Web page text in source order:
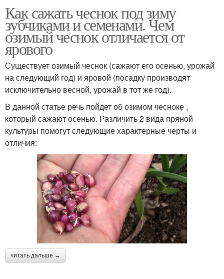
Как сажать чеснок под зиму
зубчиками и семенами. Чем
озимый чеснок отличается от
ярового
Существует озимый чеснок (сажают его осенью, урожай
на следующий год) и яровой (посадку производят
исключительно весной, урожай в тот же год).
В данной статье речь пойдет об озимом чесноке ,
который сажают осенью. Различить 2 вида пряной
культуры помогут следующие характерные черты и
отличия:
читать дальше →